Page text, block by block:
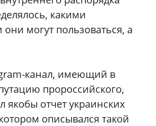
какими
могут пользоваться, а
канал, имеющий в
пророссийского,
якобы отчет украинских
описывался такой